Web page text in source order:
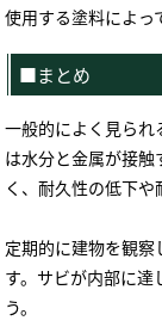
使用する塗料によっ
■まとめ
一般的によく見ら
は水分と金属が接
く、耐久性の低下や
定期的に建物を観
す。サビが内部に達
う。